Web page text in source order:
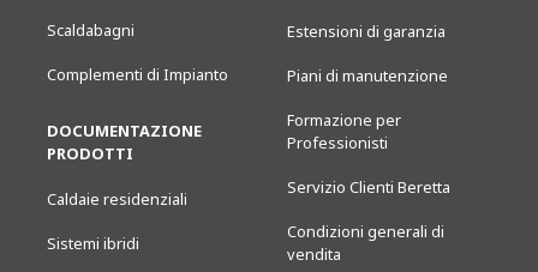
Scaldabagni
Complementi di Impianto
DOCUMENTAZIONE
PRODOTTI
Caldaie residenziali
Sistemi ibridi
Estensioni di garanzia
Piani di manutenzione
Formazione per
Professionisti
Servizio Clienti Beretta
Condizioni generali di
vendita